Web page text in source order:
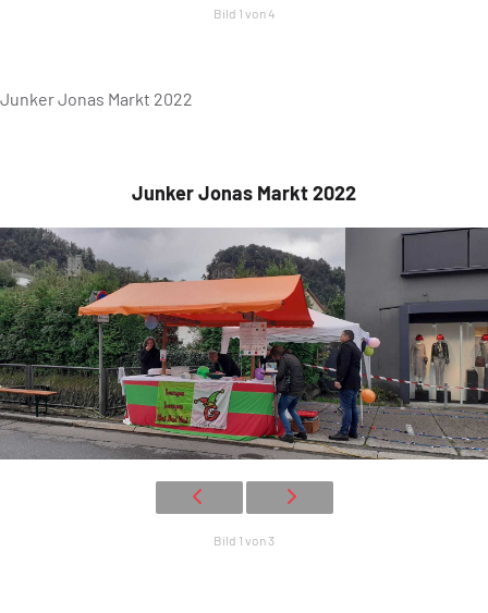
Bild 1 von 4
Junker Jonas Markt 2022
Junker Jonas Markt 2022
Bild 1 von 3